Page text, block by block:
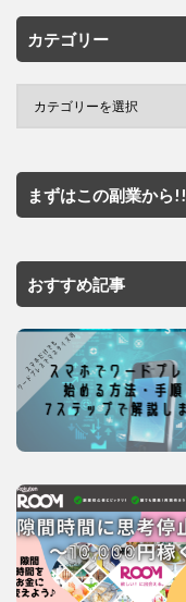
カテゴリー
まずはこの副業から!!
おすすめ記事